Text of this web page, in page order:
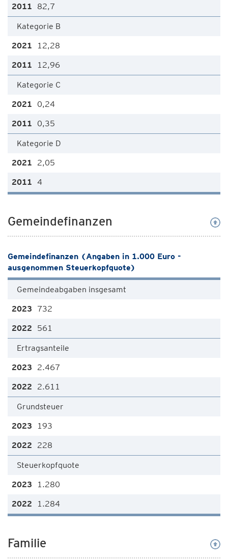
82,7
Kategorie B
12,28
12,96
Kategorie C
0,24
0,35
Kategorie D
2,05
4
Gemeindefinanzen
Gemeindefinanzen (Angaben in 1.000 Euro -
ausgenommen Steuerkopfquote)
Gemeindeabgaben insgesamt
732
561
Ertragsanteile
2.467
2.611
Grundsteuer
193
228
Steuerkopfquote
1.280
1.284
Familie